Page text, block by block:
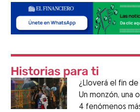
¿Lloverá el fin
Un monzón, una
4 fenómenos